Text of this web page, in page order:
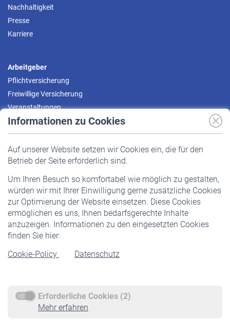
Informationen zu Cookies
Auf unserer Website setzen wir Cookies ein, die für den
Betrieb der Seite erforderlich sind.
Um Ihren Besuch so komfortabel wie möglich zu gestalten,
würden wir mit Ihrer Einwilligung gerne zusätzliche Cookies
zur Optimierung der Website einsetzen. Diese Cookies
ermöglichen es uns, Ihnen bedarfsgerechte Inhalte
anzuzeigen. Informationen zu den eingesetzten Cookies
finden Sie hier:
Cookie-Policy
Datenschutz
Erforderliche Cookies (2)
Mehr erfahren
Nachhaltigkeit
Presse
Karriere
Arbeitgeber
Pflichtversicherung
Freiwillige Versicherung
Veranstaltungen
Pflichtversicherung
Staatliche Förderung
Veranstaltungen
Rentner
Rentenbeginn
Rente beantragen
Service
Informationen